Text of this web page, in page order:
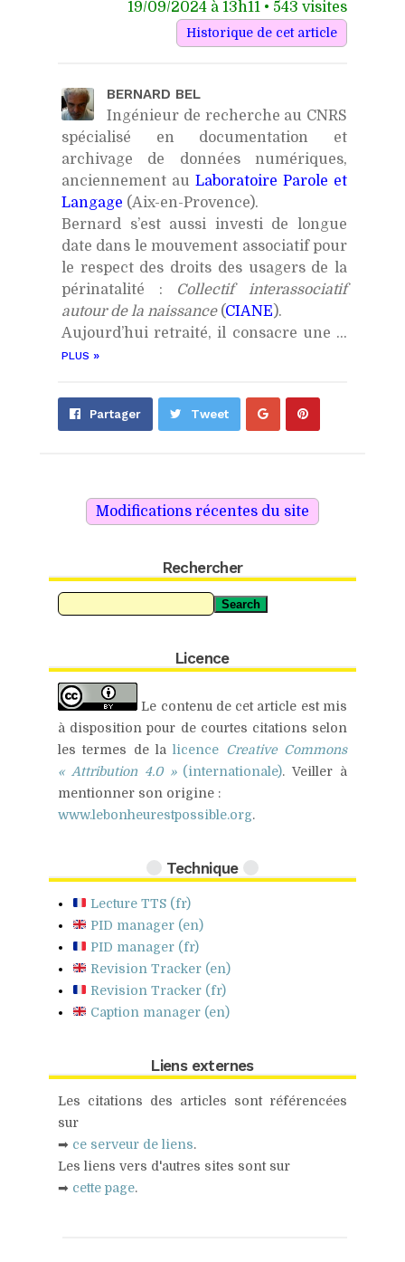
19/09/2024 à 13h11 • 543 visites
BERNARD BEL
Ingénieur de recherche au CNRS
spécialisé en documentation et
archivage de données numériques,
anciennement au Laboratoire Parole et
Langage (Aix-en-Provence).
Bernard s’est aussi investi de longue
date dans le mouvement associatif pour
le respect des droits des usagers de la
périnatalité : Collectif interassociatif
autour de la naissance(CIANE).
Aujourd’hui retraité, il consacre une ...
PLUS »
Partager Tweet PartagerÉpingler
Rechercher
Search
Licence
Le contenu de cet article est mis
à disposition pour de courtes citations selon
les termes de lalicence Creative Commons
« Attribution 4.0 »(internationale). Veiller à
mentionner son origine :
www.lebonheurestpossible.org.
Technique
Lecture TTS (fr)
PID manager (en)
PID manager (fr)
Revision Tracker (en)
Revision Tracker (fr)
Caption manager (en)
Liens externes
Les citations des articles sont référencées
sur
➡ ce serveur de liens.
Les liens vers d'autres sites sont sur
➡ cette page.